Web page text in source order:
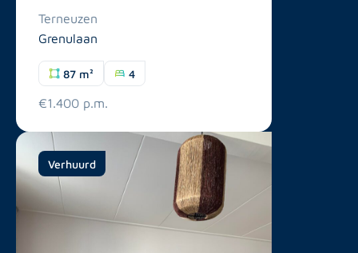
Terneuzen
Grenulaan
87 m² 4
€1.400 p.m.
Verhuurd